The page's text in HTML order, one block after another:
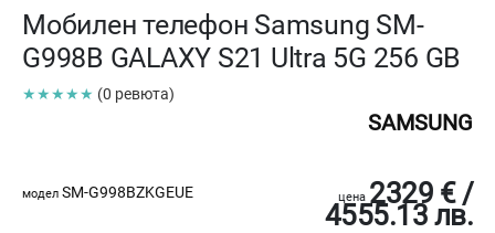
Мобилен телефон Samsung SM-
G998B GALAXY S21 Ultra 5G 256 GB
★★★★★ (0 ревюта)
SAMSUNG
модел SM-G998BZKGEUE цена 2329 € /
4555.13 лв.